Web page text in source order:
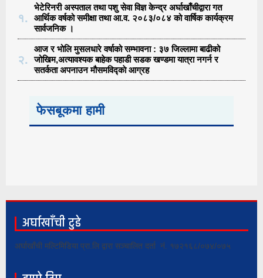
१.
भेटेरिनरी अस्पताल तथा पशु सेवा विज्ञ केन्द्र अर्घाखाँचीद्वारा गत
आर्थिक वर्षको समीक्षा तथा आ.व. २०८३/०८४ को वार्षिक कार्यक्रम
सार्वजनिक ।
२.
आज र भोलि मुसलधारे वर्षाको सम्भावना : ३७ जिल्लामा बाढीको
जोखिम,अत्यावश्यक बाहेक पहाडी सडक खण्डमा यात्रा नगर्न र
सतर्कता अपनाउन मौसमविद्काे आग्रह
फेसबूकमा हामी
अर्घाखाँची टुडे
अर्घाखाँची मल्टिमिडिया प्रा.लि द्वारा सञ्चालित दर्ता नं. १७२१६८/०७४/०७५